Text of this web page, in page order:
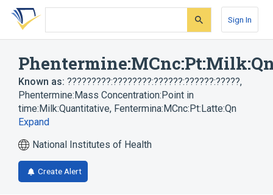
Skip
search
Skip
Skip
account
Sign In
Known as: ?????????:????????:??????:??????:?????,
Phentermine:Mass Concentration:Point in
time:Milk:Quantitative, Fentermina:MCnc:Pt:Latte:Qn
Expand
National Institutes of Health
Create Alert